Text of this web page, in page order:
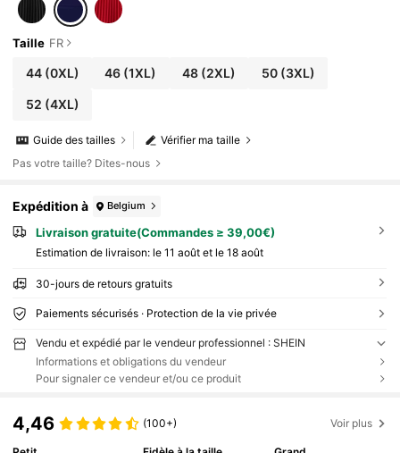
Taille FR
44(0XL) 46 (1XL) 48(2XL) 50(3XL)
52 (4XL)
Vérifier ma taille
Guide des tailles
Pas votre taille? Dites-nous
Expédition à Belgium
Livraison gratuite(Commandes ≥ 39,00€)
Estimation de livraison: le 11 août et le 18 août
30-jours de retours gratuits
Paiements sécurisés · Protection de la vie privée
Vendu et expédié par le vendeur professionnel : SHEIN
Informations et obligations du vendeur
Pour signaler ce vendeur et/ou ce produit
4,46 (100+) Voir plus